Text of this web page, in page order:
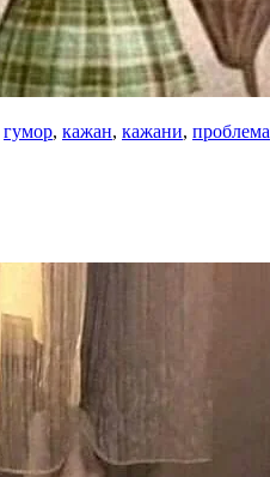
гумор, кажан, кажани, проблема